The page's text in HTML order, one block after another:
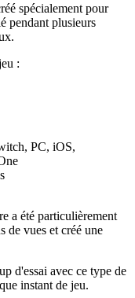
spécialement pour
pendant plusieurs
:
PC, iOS,
a été particulièrement
de vues et créé une
d'essai avec ce type de
instant de jeu.